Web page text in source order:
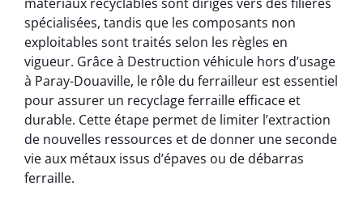
spécialisées, tandis que les composants non
exploitables sont traités selon les règles en
vigueur. Grâce à Destruction véhicule hors d’usage
à Paray-Douaville, le rôle du ferrailleur est essentiel
pour assurer un recyclage ferraille efficace et
durable. Cette étape permet de limiter l’extraction
de nouvelles ressources et de donner une seconde
vie aux métaux issus d’épaves ou de débarras
ferraille.